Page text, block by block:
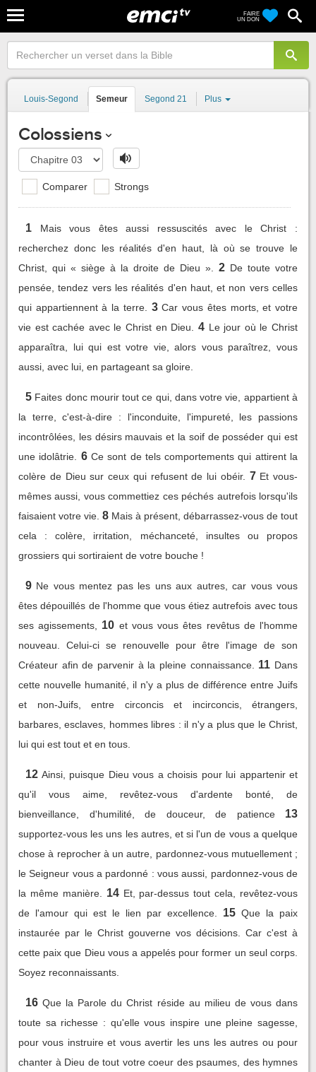
FAIRE
UN DON
Louis-Segond Semeur Segond 21 Plus
Colossiens
Comparer Strongs
1
Mais vous êtes aussi ressuscités avec le Christ :
recherchez donc les réalités d'en haut, là où se trouve le
Christ, qui « siège à la droite de Dieu ».
2 De toute votre
pensée, tendez vers les réalités d'en haut, et non vers celles
qui appartiennent à la terre.
3 Car vous êtes morts, et votre
vie est cachée avec le Christ en Dieu.
4 Le jour où le Christ
apparaîtra, lui qui est votre vie, alors vous paraîtrez, vous
aussi, avec lui, en partageant sa gloire.
5 Faites donc mourir tout ce qui, dans votre vie, appartient à
la terre, c'est-à-dire : l'inconduite, l'impureté, les passions
incontrôlées, les désirs mauvais et la soif de posséder qui est
une idolâtrie.
6 Ce sont de tels comportements qui attirent la
colère de Dieu sur ceux qui refusent de lui obéir. 7 Et vous-
mêmes aussi, vous commettiez ces péchés autrefois lorsqu'ils
faisaient votre vie. 8 Mais à présent, débarrassez-vous de tout
cela : colère, irritation, méchanceté, insultes ou propos
grossiers qui sortiraient de votre bouche !
9 Ne vous mentez pas les uns aux autres, car vous vous
êtes dépouillés de l'homme que vous étiez autrefois avec tous
ses agissements,
10 et vous vous êtes revêtus de l'homme
nouveau. Celui-ci se renouvelle pour être l'image de son
Créateur afin de parvenir à la pleine connaissance.
11 Dans
cette nouvelle humanité, il n'y a plus de différence entre Juifs
et non-Juifs, entre circoncis et incirconcis, étrangers,
barbares, esclaves, hommes libres : il n'y a plus que le Christ,
lui qui est tout et en tous.
12 Ainsi, puisque Dieu vous a choisis pour lui appartenir et
qu'il vous aime, revêtez-vous d'ardente bonté, de
bienveillance, d'humilité, de douceur, de patience 13
supportez-vous les uns les autres, et si l'un de vous a quelque
chose à reprocher à un autre, pardonnez-vous mutuellement ;
le Seigneur vous a pardonné : vous aussi, pardonnez-vous de
la même manière.
14 Et, par-dessus tout cela, revêtez-vous
de l'amour qui est le lien par excellence.
15 Que la paix
instaurée par le Christ gouverne vos décisions. Car c'est à
cette paix que Dieu vous a appelés pour former un seul corps.
Soyez reconnaissants.
16 Que la Parole du Christ réside au milieu de vous dans
toute sa richesse : qu'elle vous inspire une pleine sagesse,
pour vous instruire et vous avertir les uns les autres ou pour
chanter à Dieu de tout votre coeur des psaumes, des hymnes